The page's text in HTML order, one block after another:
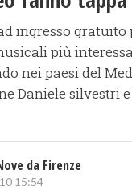
ingresso gratuito
più
nei paesi del
Daniele silvestri
da Firenze
15:54